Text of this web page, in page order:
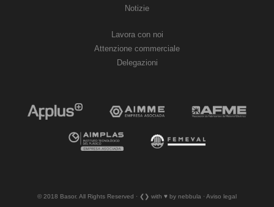
Notizie
Lavora con noi
Attenzione commerciale
Delegazioni
© 2018 Basor. All Rights Reserved · ❮❯ with ♥︎ by nebbula · Aviso legal